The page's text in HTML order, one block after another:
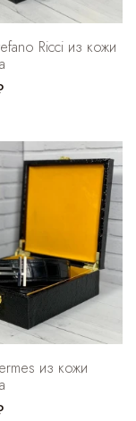
Ricci из кожи
из кожи